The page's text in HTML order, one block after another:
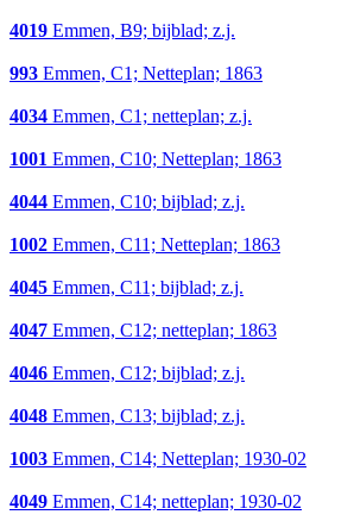
4019 Emmen, B9; bijblad; z.j.
993 Emmen, C1; Netteplan; 1863
4034 Emmen, C1; netteplan; z.j.
1001 Emmen, C10; Netteplan; 1863
4044 Emmen, C10; bijblad; z.j.
1002 Emmen, C11; Netteplan; 1863
4045 Emmen, C11; bijblad; z.j.
4047 Emmen, C12; netteplan; 1863
4046 Emmen, C12; bijblad; z.j.
4048 Emmen, C13; bijblad; z.j.
1003 Emmen, C14; Netteplan; 1930-02
4049 Emmen, C14; netteplan; 1930-02